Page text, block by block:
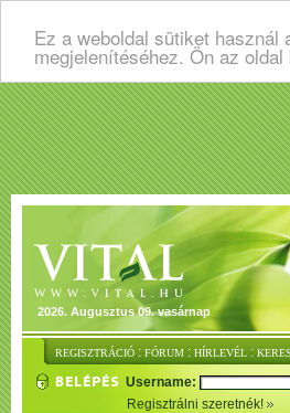
Ez a weboldal sütiket
megjelenítéséhez. Ön az
2026. Augusztus 09. vasárnap
REGISZTRÁCIÓ : FÓRUM : HÍRLEVÉL :
Username:
Regisztrálni szeretnék!